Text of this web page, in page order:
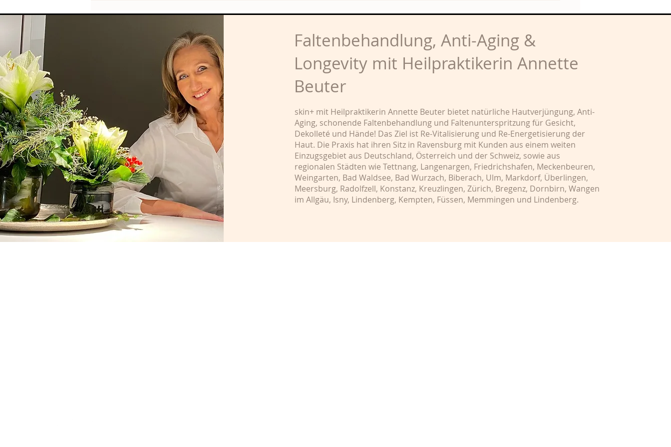
Heilpraktikerin?
wegbekommen
Faltenbehandlung, Anti-Aging &
Longevity mit Heilpraktikerin Annette
Beuter
skin+ mit Heilpraktikerin Annette Beuter bietet natürliche Hautverjüngung, Anti-
Aging, schonende Faltenbehandlung und Faltenunterspritzung für Gesicht,
Dekolleté und Hände! Das Ziel ist Re-Vitalisierung und Re-Energetisierung der
Haut. Die Praxis hat ihren Sitz in Ravensburg mit Kunden aus einem weiten
Einzugsgebiet aus Deutschland, Österreich und der Schweiz, sowie aus
regionalen Städten wie Tettnang, Langenargen, Friedrichshafen, Meckenbeuren,
Weingarten, Bad Waldsee, Bad Wurzach, Biberach, Ulm, Markdorf, Überlingen,
Meersburg, Radolfzell, Konstanz, Kreuzlingen, Zürich, Bregenz, Dornbirn, Wangen
im Allgäu, Isny, Lindenberg, Kempten, Füssen, Memmingen und Lindenberg.